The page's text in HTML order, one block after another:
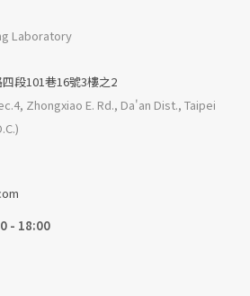
Laboratory
段101巷16號3樓之2
Zhongxiao E. Rd., Da'an Dist., Taipei
- 18:00